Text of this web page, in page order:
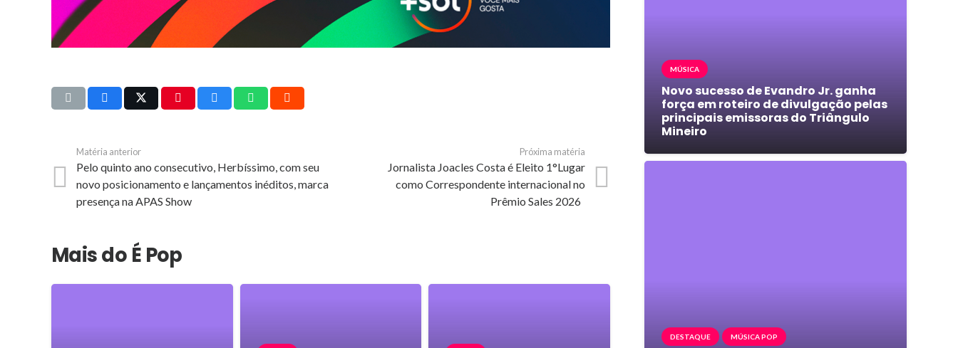
Matéria anterior
Pelo quinto ano consecutivo, Herbíssimo, com seu
novo posicionamento e lançamentos inéditos, marca
presença na APAS Show
Próxima matéria
Jornalista Joacles Costa é Eleito 1°Lugar
como Correspondente internacional no
Prêmio Sales 2026
Mais do É Pop
MÚSICA
Novo sucesso de Evandro Jr. ganha
força em roteiro de divulgação pelas
principais emissoras do Triângulo
Mineiro
DESTAQUE MÚSICA POP